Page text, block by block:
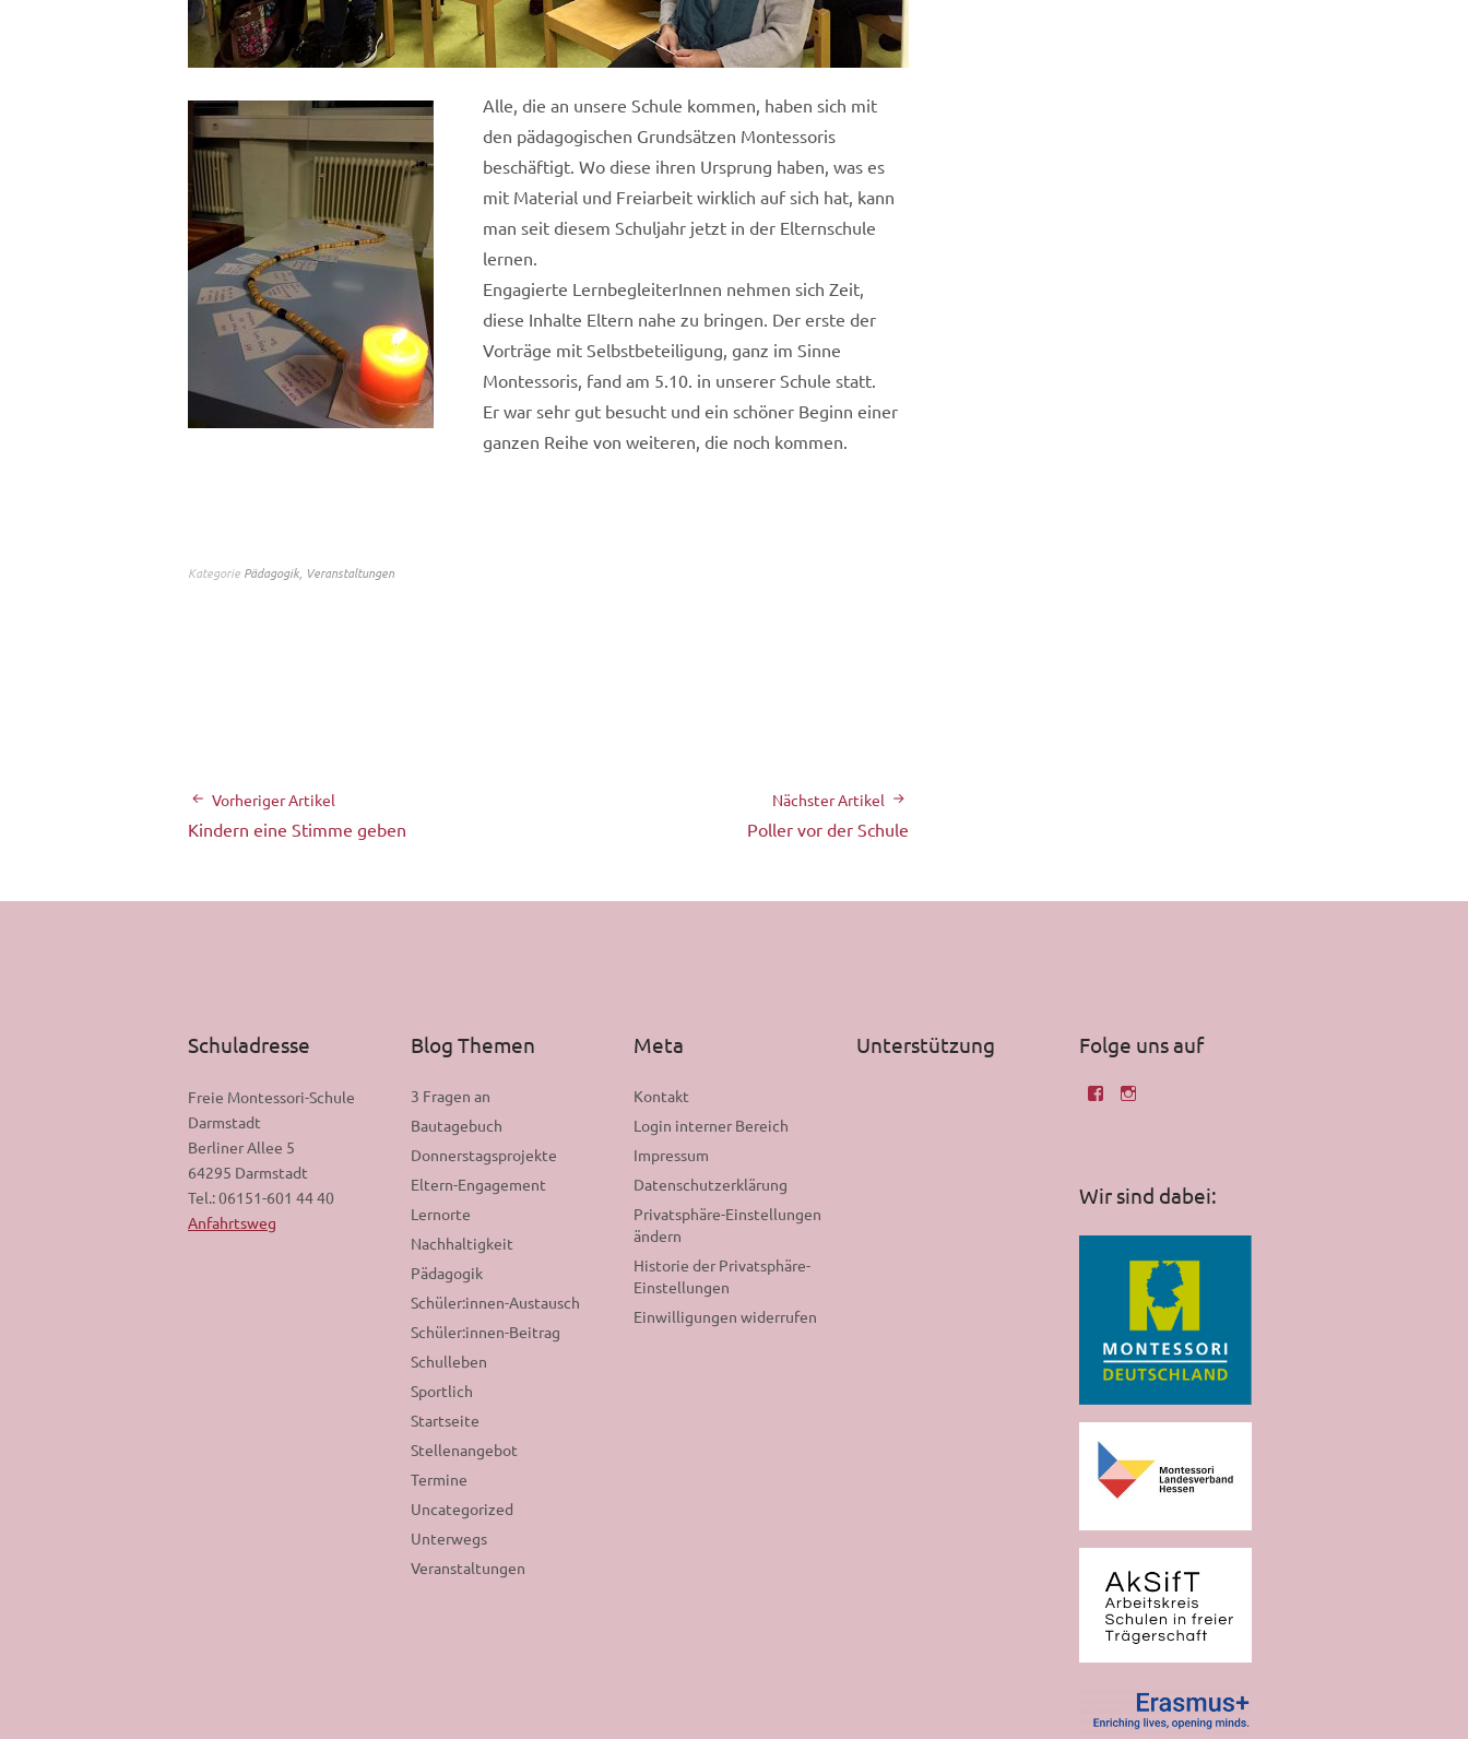
Alle, die an unsere Schule kommen, haben sich mit
den pädagogischen Grundsätzen Montessoris
beschäftigt. Wo diese ihren Ursprung haben, was es
mit Material und Freiarbeit wirklich auf sich hat, kann
man seit diesem Schuljahr jetzt in der Elternschule
lernen.
Engagierte LernbegleiterInnen nehmen sich Zeit,
diese Inhalte Eltern nahe zu bringen. Der erste der
Vorträge mit Selbstbeteiligung, ganz im Sinne
Montessoris, fand am 5.10. in unserer Schule statt.
Er war sehr gut besucht und ein schöner Beginn einer
ganzen Reihe von weiteren, die noch kommen.
Kategorie Pädagogik Veranstaltungen
Vorheriger Artikel
Kindern eine Stimme geben
Nächster Artikel
Poller vor der Schule
Schuladresse
Freie Montessori-Schule
Darmstadt
Berliner Allee 5
64295 Darmstadt
Tel.: 06151-601 44 40
Anfahrtsweg
Blog Themen
3 Fragen an
Bautagebuch
Donnerstagsprojekte
Eltern-Engagement
Lernorte
Nachhaltigkeit
Pädagogik
Schüler:innen-Austausch
Schüler:innen-Beitrag
Schulleben
Sportlich
Startseite
Stellenangebot
Termine
Uncategorized
Unterwegs
Veranstaltungen
Meta
Kontakt
Login interner Bereich
Impressum
Datenschutzerklärung
Privatsphäre-Einstellungen
ändern
Historie der Privatsphäre-
Einstellungen
Einwilligungen widerrufen
Unterstützung Folge uns auf
Wir sind dabei: